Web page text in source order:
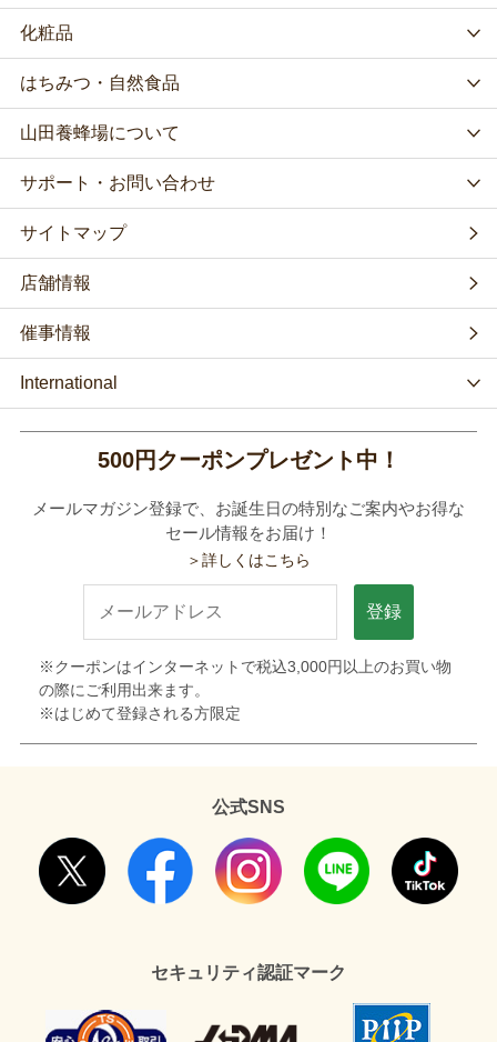
化粧品
はちみつ・自然食品
山田養蜂場について
サポート・お問い合わせ
サイトマップ
店舗情報
催事情報
International
500円クーポンプレゼント中！
メールマガジン登録で、お誕生日の特別なご案内やお得な
セール情報をお届け！
＞詳しくはこちら
登録
※クーポンはインターネットで税込3,000円以上のお買い物
の際にご利用出来ます。
※はじめて登録される方限定
公式SNS
セキュリティ認証マーク